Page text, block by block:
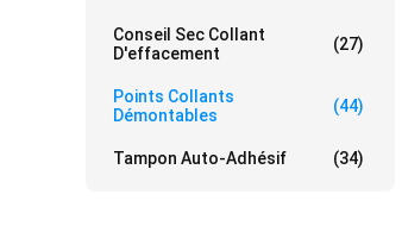
Conseil Sec Collant
D'effacement
(27)
Points Collants
Démontables
(44)
Tampon Auto-Adhésif (34)